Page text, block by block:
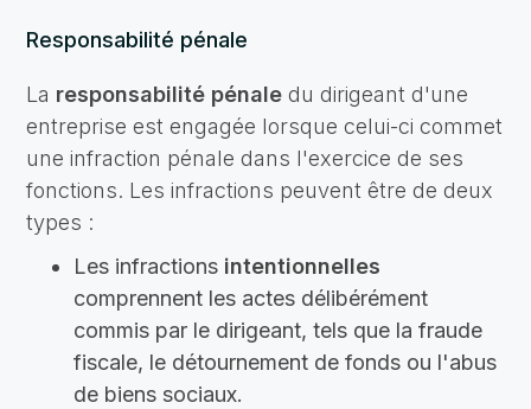
Responsabilité pénale
La responsabilité pénale du dirigeant d'une
entreprise est engagée lorsque celui-ci commet
une infraction pénale dans l'exercice de ses
fonctions. Les infractions peuvent être de deux
types :
Les infractions intentionnelles
comprennent les actes délibérément
commis par le dirigeant, tels que la fraude
fiscale, le détournement de fonds ou l'abus
de biens sociaux.